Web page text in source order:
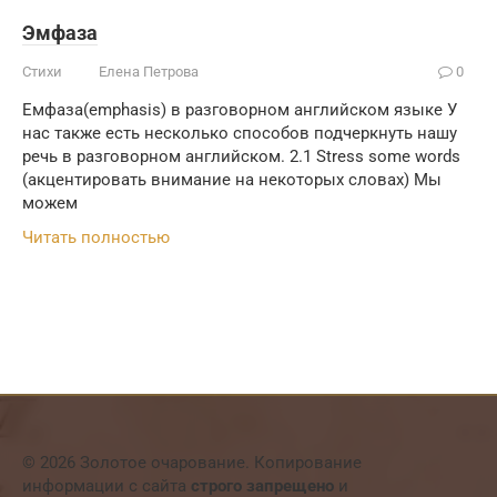
Эмфаза
Стихи Елена Петрова 0
Емфаза(emphasis) в разговорном английском языке У
нас также есть несколько способов подчеркнуть нашу
речь в разговорном английском. 2.1 Stress some words
(акцентировать внимание на некоторых словах) Мы
можем
Читать полностью
© 2026 Золотое очарование. Копирование
информации с сайта строго запрещено и